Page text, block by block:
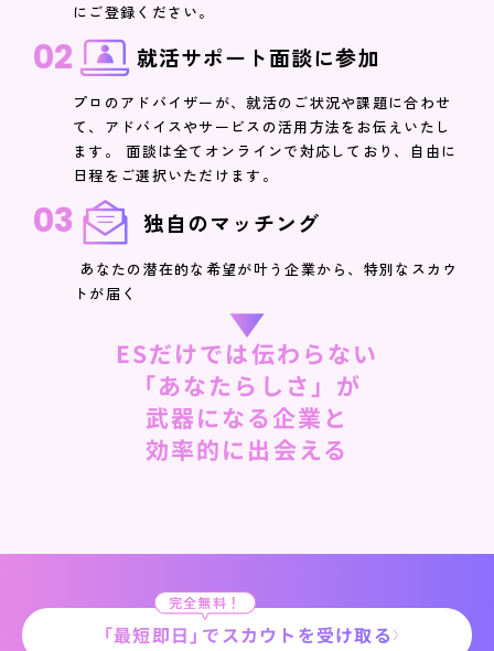
にご登録ください。
02 就活サポート面談に参加
プロのアドバイザーが、就活のご状況や課題に合わせ
て、アドバイスやサービスの活用方法をお伝えいたし
ます。 面談は全てオンラインで対応しており、自由に
日程をご選択いただけます。
03 独自のマッチング
トが届く
ESだけでは伝わらない
「あなたらしさ」が
武器になる企業と
効率的に出会える
完全無料！
「最短即日」 でスカウトを受け取る